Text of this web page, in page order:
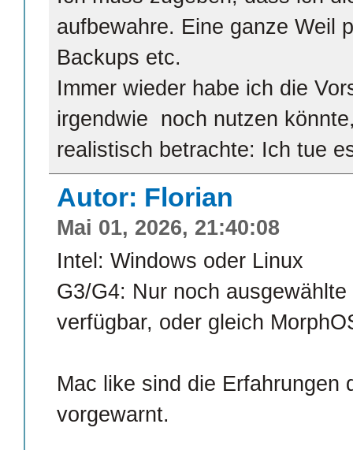
aufbewahre. Eine ganze Weil
Backups etc.
Immer wieder habe ich die
irgendwie noch nutzen
realistisch betrachte: Ich tue
Autor: Florian
Mai 01, 2026, 21:40:08
Intel: Windows oder Linux
G3/G4: Nur noch
verfügbar, oder gleich
Mac like sind die Erfahrungen
vorgewarnt.